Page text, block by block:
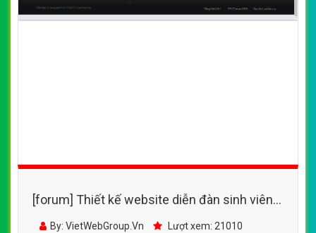
[forum] Thiết kế website diễn đàn sinh viên
FTU đẹp, chuyên nghiệp chuẩn SEO
By: VietWebGroup.Vn Lượt xem: 21010